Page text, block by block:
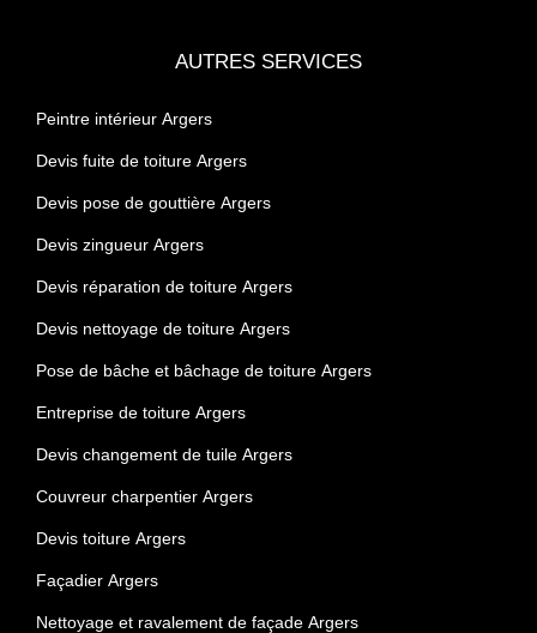
AUTRES SERVICES
Peintre intérieur Argers
Devis fuite de toiture Argers
Devis pose de gouttière Argers
Devis zingueur Argers
Devis réparation de toiture Argers
Devis nettoyage de toiture Argers
Pose de bâche et bâchage de toiture Argers
Entreprise de toiture Argers
Devis changement de tuile Argers
Couvreur charpentier Argers
Devis toiture Argers
Façadier Argers
Nettoyage et ravalement de façade Argers